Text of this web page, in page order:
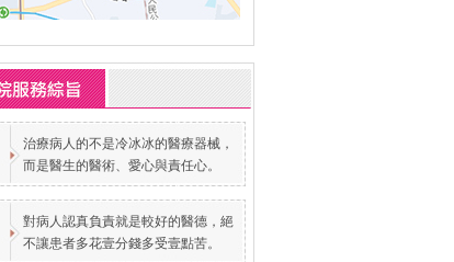
治療病人的不是冷冰冰的醫療器械，
而是醫生的醫術、愛心與責任心。
對病人認真負責就是較好的醫德，絕
不讓患者多花壹分錢多受壹點苦。